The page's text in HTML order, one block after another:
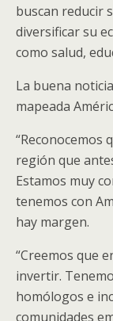
buscan reducir
diversificar su
como salud,
La buena
mapeada
“Reconocemos
región que
Estamos muy
tenemos con
hay margen.
“Creemos que
invertir.
homólogos e
comunidades